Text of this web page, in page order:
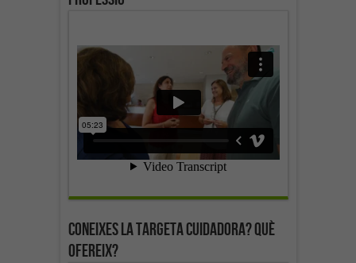
Coneixes la targeta cuidadora? Què
ofereix?